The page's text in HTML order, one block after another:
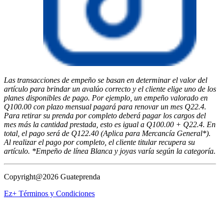
Las transacciones de empeño se basan en determinar el valor del
artículo para brindar un avalúo correcto y el cliente elige uno de los
planes disponibles de pago. Por ejemplo, un empeño valorado en
Q100.00 con plazo mensual pagará para renovar un mes Q22.4.
Para retirar su prenda por completo deberá pagar los cargos del
mes más la cantidad prestada, esto es igual a Q100.00 + Q22.4. En
total, el pago será de Q122.40 (Aplica para Mercancía General*).
Al realizar el pago por completo, el cliente titular recupera su
artículo. *Empeño de línea Blanca y joyas varía según la categoría.
Copyright@2026 Guateprenda
Ez+ Términos y Condiciones